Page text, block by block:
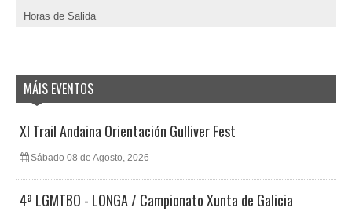
Horas de Salida
MÁIS EVENTOS
XI Trail Andaina Orientación Gulliver Fest
Sábado 08 de Agosto, 2026
4ª LGMTBO - LONGA / Campionato Xunta de Galicia